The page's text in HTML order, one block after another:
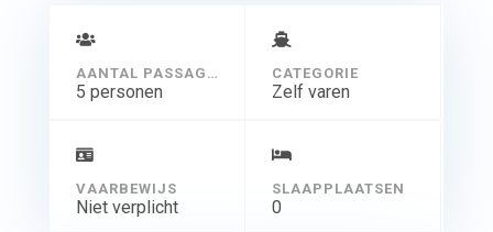
AANTAL PASSAGIERS
5 personen
CATEGORIE
Zelf varen
VAARBEWIJS
Niet verplicht
SLAAPPLAATSEN
0